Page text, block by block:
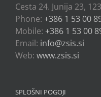
Cesta 24. Junija 23,
Phone: +386 1 53 00
Mobile: +386 1 53 00
Email: info@zsis.si
Web: www.zsis.si
SPLOŠNI POGOJI